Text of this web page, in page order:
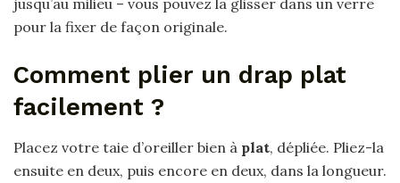
jusqu’au milieu – vous pouvez la glisser dans un verre
pour la fixer de façon originale.
Comment plier un drap plat
facilement ?
Placez votre taie d’oreiller bien à plat, dépliée. Pliez-la
ensuite en deux, puis encore en deux, dans la longueur.